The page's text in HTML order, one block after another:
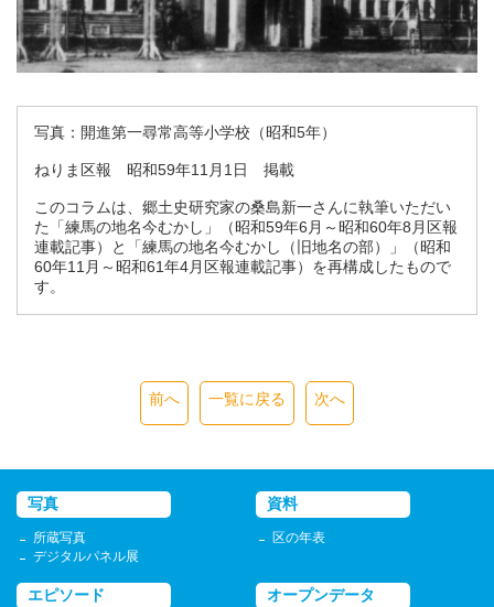
写真：開進第一尋常高等小学校（昭和5年）
ねりま区報 昭和59年11月1日 掲載
このコラムは、郷土史研究家の桑島新一さんに執筆いただい
た「練馬の地名今むかし」（昭和59年6月～昭和60年8月区報
連載記事）と「練馬の地名今むかし（旧地名の部）」（昭和
60年11月～昭和61年4月区報連載記事）を再構成したもので
す。
前へ 一覧に戻る 次へ
写真
所蔵写真
デジタルパネル展
資料
区の年表
エピソード オープンデータ